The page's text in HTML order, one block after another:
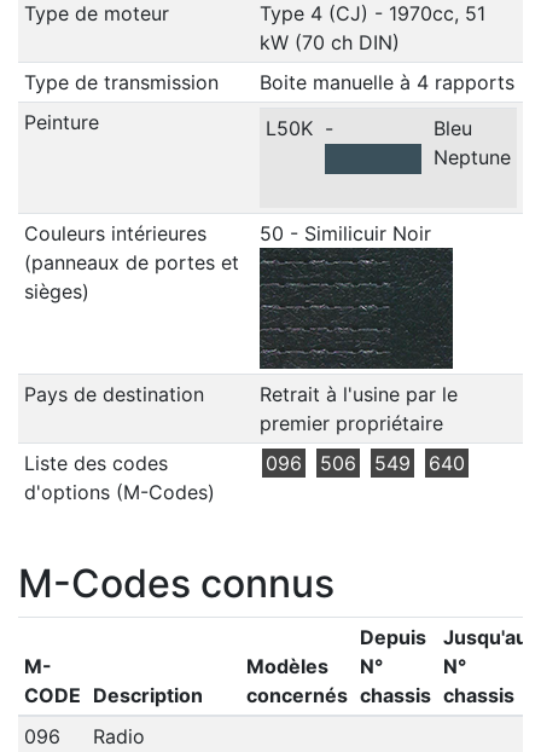
Type de moteur
Type 4 (CJ) - 1970cc, 51
kW (70 ch DIN)
Type de transmission
Boite manuelle à 4 rapports
Peinture
L50K -
Bleu
Neptune
Couleurs intérieures
(panneaux de portes et
sièges)
50 - Similicuir Noir
Pays de destination
Retrait à l'usine par le
premier propriétaire
Liste des codes
d'options (M-Codes)
096 506 549 640
M-Codes connus
M-
CODE Description
Modèles
concernés
Depuis
N°
chassis
Jusqu'au
N°
chassis
096
Radio